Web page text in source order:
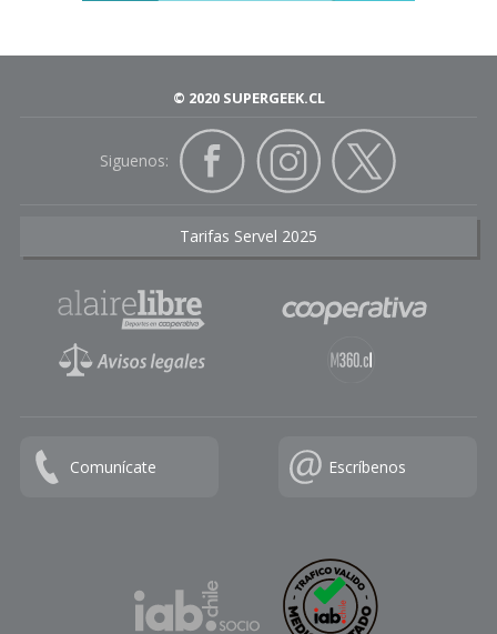
© 2020 SUPERGEEK.CL
Siguenos:
Tarifas Servel 2025
Comunícate Escríbenos